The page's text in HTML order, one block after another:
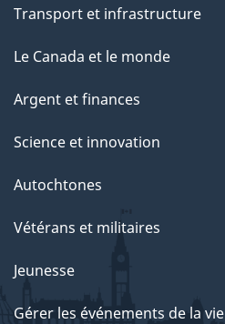
Transport et infrastructure
Le Canada et le monde
Argent et finances
Science et innovation
Autochtones
Vétérans et militaires
Jeunesse
Gérer les événements de la vie